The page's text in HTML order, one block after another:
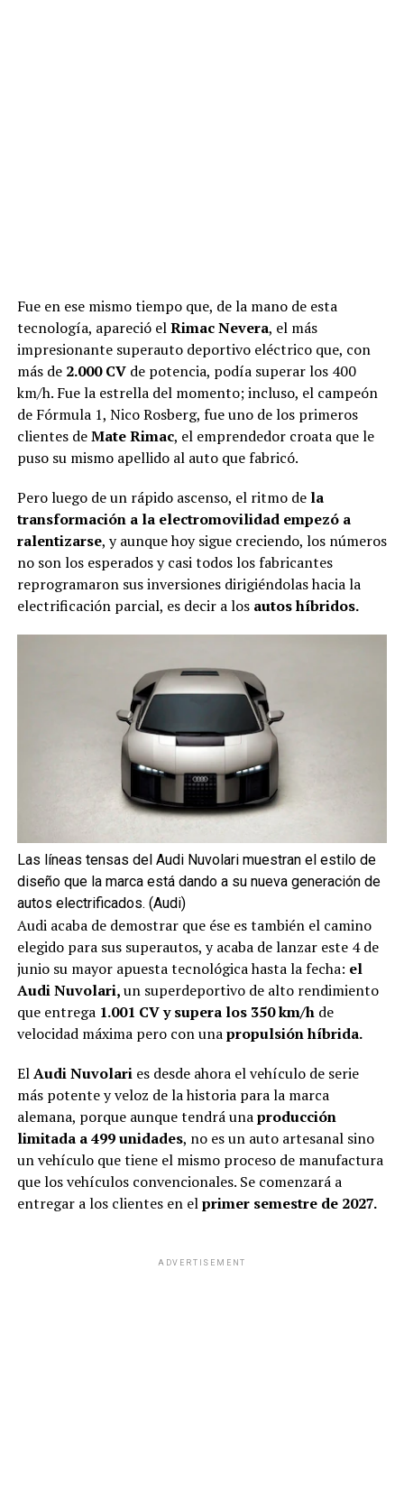
Fue en ese mismo tiempo que, de la mano de esta
tecnología, apareció elRimac Nevera, el más
impresionante superauto deportivo eléctrico que, con
más de 2.000 CVde potencia, podía superar los 400
km/h. Fue la estrella del momento; incluso, el campeón
de Fórmula 1, Nico Rosberg, fue uno de los primeros
clientes deMate Rimac, el emprendedor croata que le
puso su mismo apellido al auto que fabricó.
Pero luego de un rápido ascenso, el ritmo de la
transformación a la electromovilidad empezó a
ralentizarse, y aunque hoy sigue creciendo, los números
no son los esperados y casi todos los fabricantes
reprogramaron sus inversiones dirigiéndolas hacia la
electrificación parcial, es decir a los autos híbridos.
Las líneas tensas del Audi Nuvolari muestran el estilo de
diseño que la marca está dando a su nueva generación de
autos electrificados. (Audi)
Audi acaba de demostrar que ése es también el camino
elegido para sus superautos, y acaba de lanzar este 4 de
junio su mayor apuesta tecnológica hasta la fecha: el
Audi Nuvolari,un superdeportivo de alto rendimiento
que entrega1.001 CV y supera los 350 km/hde
velocidad máxima pero con unapropulsión híbrida.
ElAudi Nuvolaries desde ahora el vehículo de serie
más potente y veloz de la historia para la marca
alemana, porque aunque tendrá unaproducción
limitada a 499 unidades, no es un auto artesanal sino
un vehículo que tiene el mismo proceso de manufactura
que los vehículos convencionales. Se comenzará a
entregar a los clientes en elprimer semestre de 2027.
ADVERTISEMENT